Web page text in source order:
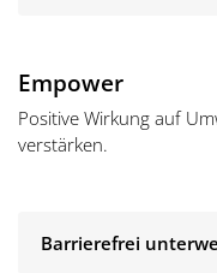
Empower
Positive Wirkung auf
verstärken.
Barrierefrei